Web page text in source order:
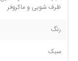
ظرف شویی و ماکروفر
رنگ
سبک